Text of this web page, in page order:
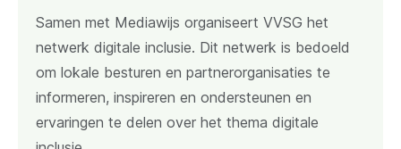
Samen met Mediawijs organiseert VVSG het
netwerk digitale inclusie. Dit netwerk is bedoeld
om lokale besturen en partnerorganisaties te
informeren, inspireren en ondersteunen en
ervaringen te delen over het thema digitale